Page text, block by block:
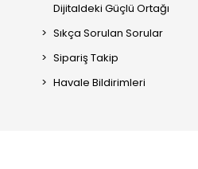
Dijitaldeki Güçlü Ortağı
Sıkça Sorulan Sorular
Sipariş Takip
Havale Bildirimleri